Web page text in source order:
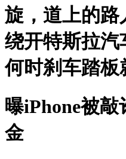
旋，道上的路
绕开特斯拉汽
何时刹车踏板
曝iPhone被
金